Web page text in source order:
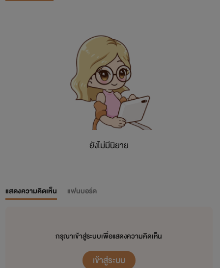
ยังไม่มีนิยาย
แสดงความคิดเห็น แฟนบอร์ด
กรุณาเข้าสู่ระบบเพื่อแสดงความคิดเห็น
เข้าสู่ระบบ